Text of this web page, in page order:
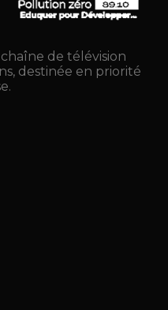
de télévision
destinée en priorité